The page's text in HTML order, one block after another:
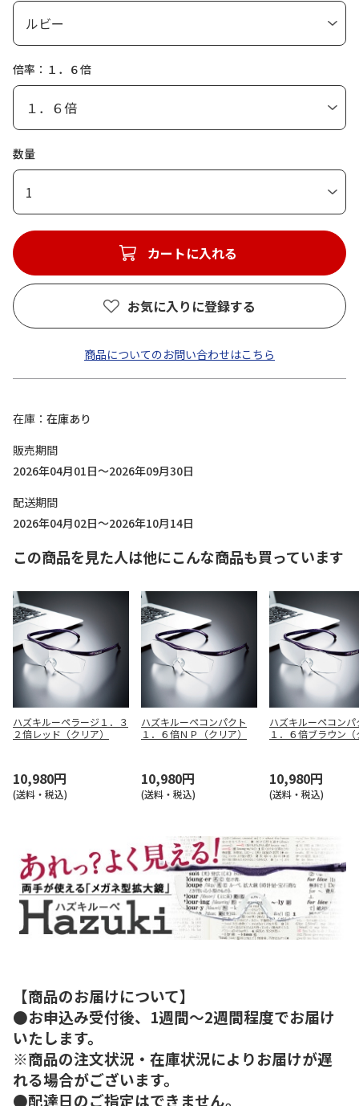
倍率：１．６倍
数量
1
カートに入れる
お気に入りに登録する
商品についてのお問い合わせはこちら
在庫
在庫あり
販売期間
2026年04月01日～2026年09月30日
配送期間
2026年04月02日～2026年10月14日
この商品を見た人は他にこんな商品も買っています
ハズキルーペラージ１．３
２倍レッド（クリア）
10,980円
(送料・税込)
ハズキルーペコンパクト
１．６倍ＮＰ（クリア）
10,980円
(送料・税込)
ハズキルーペコンパ
１．６倍ブラウン（
10,980円
(送料・税込)
【商品のお届けについて】
●お申込み受付後、1週間～2週間程度でお届け
いたします。
※商品の注文状況・在庫状況によりお届けが遅
れる場合がございます。
●配達日のご指定はできません。